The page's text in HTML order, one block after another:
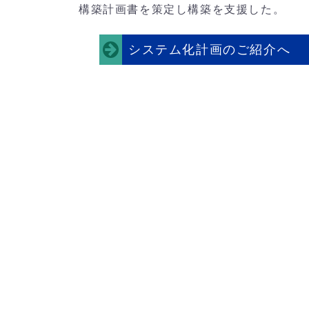
構築計画書を策定し構築を支援した。
システム化計画のご紹介へ